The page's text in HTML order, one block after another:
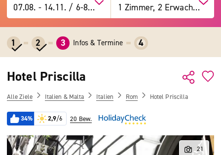
07.08. -14.11. / 6-8 Tage 1 Zimmer, 2 Erwachsene
1 2 3 Infos & Termine 4
Hotel Priscilla
Alle Ziele Italien & Malta Italien Rom Hotel Priscilla
34% 2,9/6 20 Bew.